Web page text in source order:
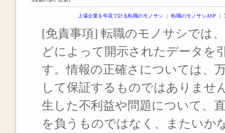
上場企業を年収で計る転職のモノサシ ｜ 転職のモノサシASP ｜
[免責事項] 転職のモノサシでは
どによって開示されたデータを
す。情報の正確さについては、
して保証するものではありませ
生した不利益や問題について、
を負うものではなく、またいか